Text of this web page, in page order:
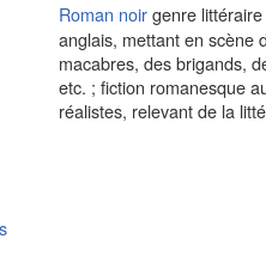
Roman noir genre littéraire
anglais, mettant en scène
macabres, des brigands,
etc. ; fiction romanesque
réalistes, relevant de la